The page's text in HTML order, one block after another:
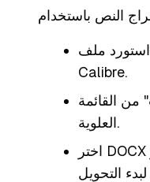
استورد ملف EPUB الخاص بك إلى
Calibre.
من القائمة
العلوية.
اختر DOCX أو TXT كصيغة إخراج، ثم